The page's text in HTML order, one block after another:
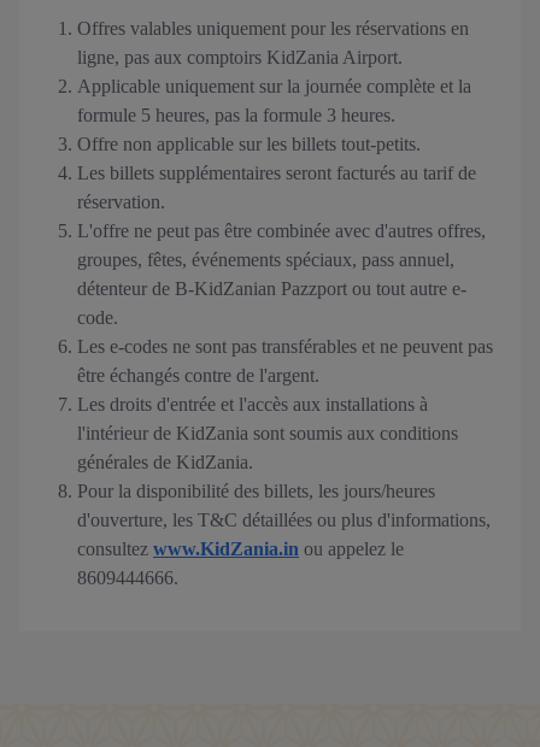
Offres valables uniquement pour les réservations en
ligne, pas aux comptoirs KidZania Airport.
Applicable uniquement sur la journée complète et la
formule 5 heures, pas la formule 3 heures.
Offre non applicable sur les billets tout-petits.
Les billets supplémentaires seront facturés au tarif de
réservation.
L'offre ne peut pas être combinée avec d'autres offres,
groupes, fêtes, événements spéciaux, pass annuel,
détenteur de B-KidZanian Pazzport ou tout autre e-
code.
Les e-codes ne sont pas transférables et ne peuvent pas
être échangés contre de l'argent.
Les droits d'entrée et l'accès aux installations à
l'intérieur de KidZania sont soumis aux conditions
générales de KidZania.
Pour la disponibilité des billets, les jours/heures
d'ouverture, les T&C détaillées ou plus d'informations,
consultez www.KidZania.in ou appelez le
8609444666.